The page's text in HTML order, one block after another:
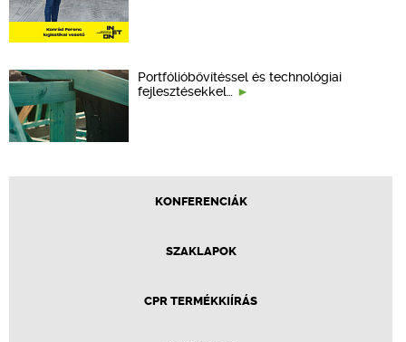
Portfólióbővítéssel és technológiai
fejlesztésekkel…
KONFERENCIÁK
SZAKLAPOK
CPR TERMÉKKIÍRÁS